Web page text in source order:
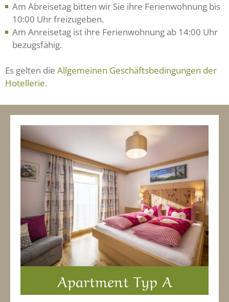
Am Abreisetag bitten wir Sie ihre Ferienwohnung bis
10:00 Uhr freizugeben.
Am Anreisetag ist ihre Ferienwohnung ab 14:00 Uhr
bezugsfähig.
Es gelten die Allgemeinen Geschäftsbedingungen der
Hotellerie.
Apartment Typ A